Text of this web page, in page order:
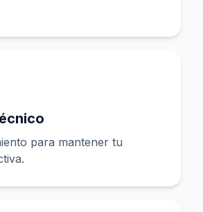
para mantener tu